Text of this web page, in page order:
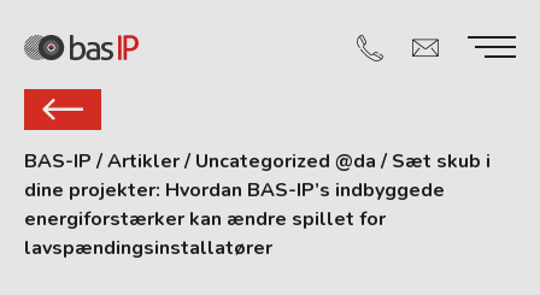
BAS-IP /Artikler/ Uncategorized @da / Sæt skub i
dine projekter: Hvordan BAS-IP’s indbyggede
energiforstærker kan ændre spillet for
lavspændingsinstallatører